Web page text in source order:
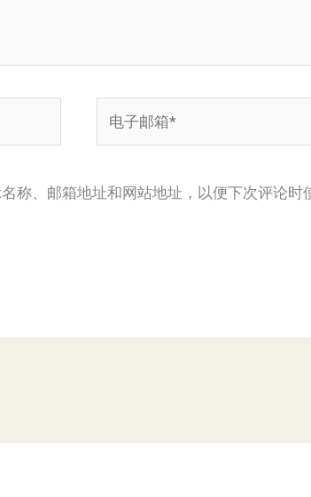
子
*
称、邮箱地址和网站地址，以便下次评论时